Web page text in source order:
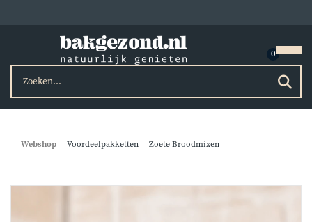
Webshop Voordeelpakketten Zoete Broodmixen